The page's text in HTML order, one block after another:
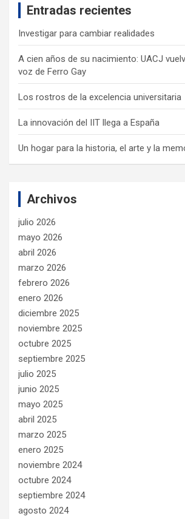
Entradas recientes
Investigar para cambiar realidades
A cien años de su nacimiento: UACJ
voz de Ferro Gay
Los rostros de la excelencia universitaria
La innovación del IIT llega a España
Un hogar para la historia, el arte y la
Archivos
julio 2026
mayo 2026
abril 2026
marzo 2026
febrero 2026
enero 2026
diciembre 2025
noviembre 2025
octubre 2025
septiembre 2025
julio 2025
junio 2025
mayo 2025
abril 2025
marzo 2025
enero 2025
noviembre 2024
octubre 2024
septiembre 2024
agosto 2024